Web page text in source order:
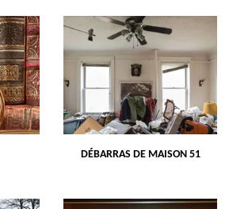
DÉBARRAS DE MAISON 51